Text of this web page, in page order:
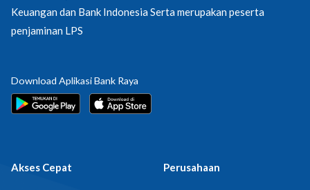
Keuangan dan Bank Indonesia Serta merupakan peserta
penjaminan LPS
Download Aplikasi Bank Raya
Akses Cepat Perusahaan